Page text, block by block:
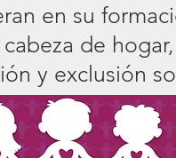
en su
de
y exclusión